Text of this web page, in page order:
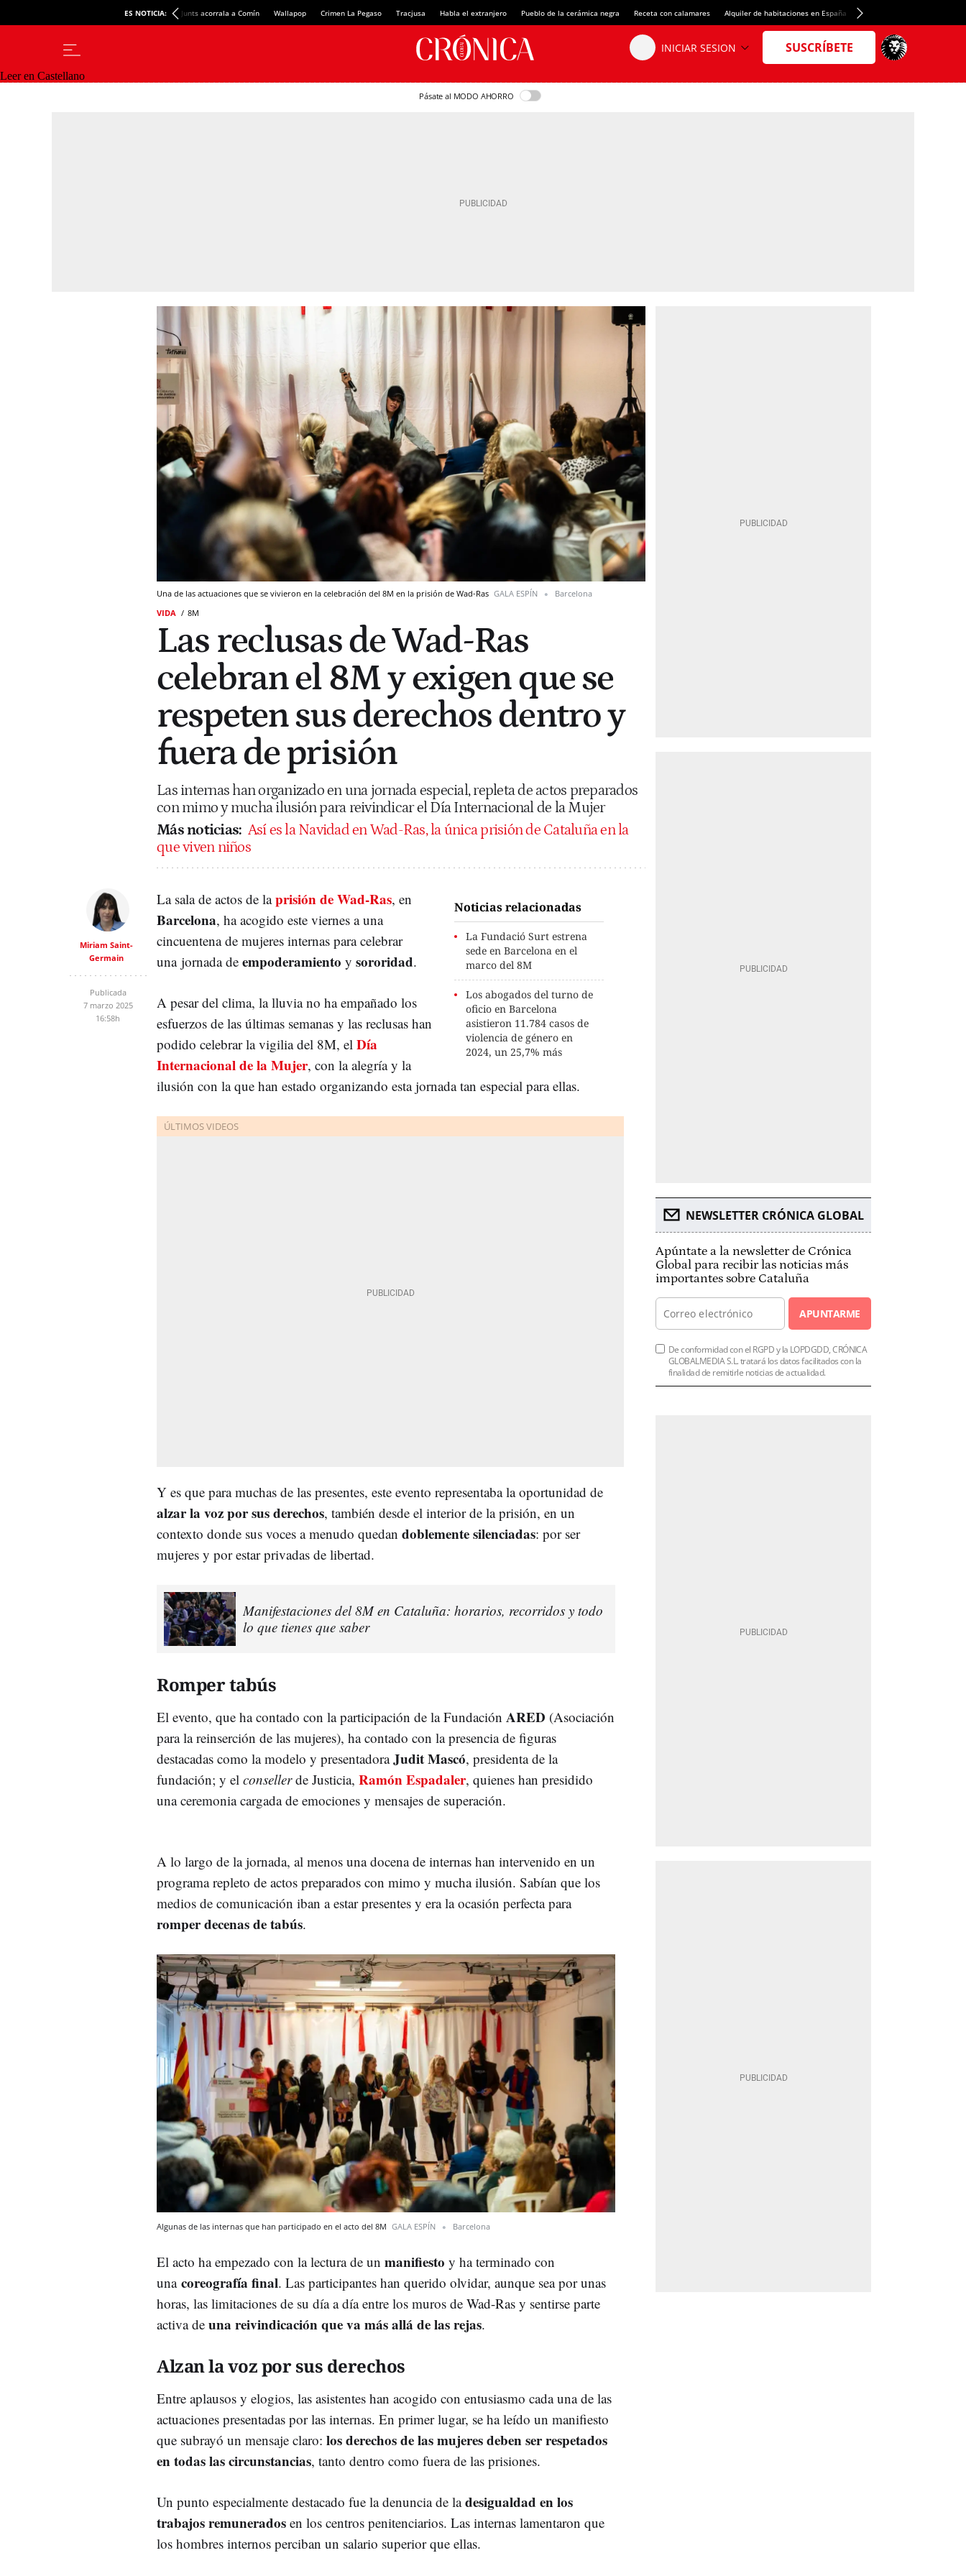
ES NOTICIA: Junts acorrala a Comín Wallapop Crimen La Pegaso Tracjusa Habla el extranjero Pueblo de la cerámica negra Receta con calamares Alquiler de habitaciones en España Crédito del Spotify Camp Nou
Leer en Castellano
Pásate al MODO AHORRO
Una de las actuaciones que se vivieron en la celebración del 8M en la prisión de Wad-Ras GALA ESPÍN
Barcelona
VIDA
8M
Las reclusas de Wad-Ras
celebran el 8M y exigen que se
respeten sus derechos dentro y
fuera de prisión
Las internas han organizado en una jornada especial, repleta de actos preparados
con mimo y mucha ilusión para reivindicar el Día Internacional de la Mujer
Más noticias: Así es la Navidad en Wad-Ras, la única prisión de Cataluña en la
que viven niños
Miriam Saint-
Germain
Publicada
7 marzo 2025
16:58h
Noticias relacionadas
La Fundació Surt estrena
sede en Barcelona en el
marco del 8M
Los abogados del turno de
oficio en Barcelona
asistieron 11.784 casos de
violencia de género en
2024, un 25,7% más
La sala de actos de laprisión de Wad-Ras, en
Barcelona, ha acogido este viernes a una
cincuentena de mujeres internas para celebrar
una jornada de empoderamiento y sororidad.
A pesar del clima, la lluvia no ha empañado los
esfuerzos de las últimas semanas y las reclusas han
podido celebrar la vigilia del 8M, el Día
Internacional de la Mujer, con la alegría y la
ilusión con la que han estado organizando esta jornada tan especial para ellas.
Y es que para muchas de las presentes, este evento representaba la oportunidad de
alzar la voz por sus derechos, también desde el interior de la prisión, en un
contexto donde sus voces a menudo quedan doblemente silenciadas: por ser
mujeres y por estar privadas de libertad.
Manifestaciones del 8M en Cataluña: horarios, recorridos y todo
lo que tienes que saber
Romper tabús
El evento, que ha contado con la participación de la Fundación ARED (Asociación
para la reinserción de las mujeres), ha contado con la presencia de figuras
destacadas como la modelo y presentadoraJudit Mascó, presidenta de la
fundación; y el consellerde Justicia, Ramón Espadaler, quienes han presidido
una ceremonia cargada de emociones y mensajes de superación.
A lo largo de la jornada, al menos una docena de internas han intervenido en un
programa repleto de actos preparados con mimo y mucha ilusión. Sabían que los
medios de comunicación iban a estar presentes y era la ocasión perfecta para
romper decenas de tabús.
Algunas de las internas que han participado en el acto del 8M GALA ESPÍN Barcelona
El acto ha empezado con la lectura de un manifiesto y ha terminado con
una coreografía final. Las participantes han querido olvidar, aunque sea por unas
horas, las limitaciones de su día a día entre los muros de Wad-Ras y sentirse parte
activa de una reivindicación que va más allá de las rejas.
Alzan la voz por sus derechos
Entre aplausos y elogios, las asistentes han acogido con entusiasmo cada una de las
actuaciones presentadas por las internas. En primer lugar, se ha leído un manifiesto
que subrayó un mensaje claro: los derechos de las mujeres deben ser respetados
en todas las circunstancias, tanto dentro como fuera de las prisiones.
Un punto especialmente destacado fue la denuncia de ladesigualdad en los
trabajosremunerados en los centros penitenciarios. Las internas lamentaron que
los hombres internos perciban un salario superior que ellas.
NEWSLETTER CRÓNICA GLOBAL
Apúntate a la newsletter de Crónica
Global para recibir las noticias más
importantes sobre Cataluña
APUNTARME
De conformidad con el RGPD y la LOPDGDD, CRÓNICA
GLOBALMEDIA S.L. tratará los datos facilitados con la
finalidad de remitirle noticias de actualidad.